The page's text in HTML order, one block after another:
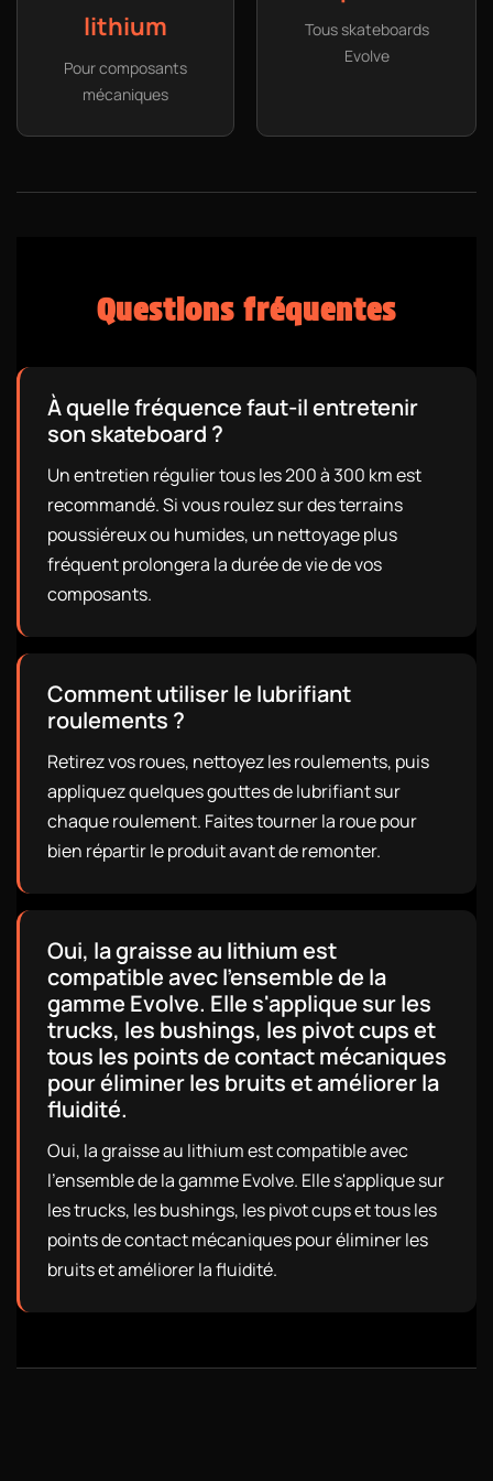
lithium
Pour composants
mécaniques
Tous skateboards
Evolve
Questions fréquentes
À quelle fréquence faut-il entretenir
son skateboard ?
Un entretien régulier tous les 200 à 300 km est
recommandé. Si vous roulez sur des terrains
poussiéreux ou humides, un nettoyage plus
fréquent prolongera la durée de vie de vos
composants.
Comment utiliser le lubrifiant
roulements ?
Retirez vos roues, nettoyez les roulements, puis
appliquez quelques gouttes de lubrifiant sur
chaque roulement. Faites tourner la roue pour
bien répartir le produit avant de remonter.
Oui, la graisse au lithium est
compatible avec l'ensemble de la
gamme Evolve. Elle s'applique sur les
trucks, les bushings, les pivot cups et
tous les points de contact mécaniques
pour éliminer les bruits et améliorer la
fluidité.
Oui, la graisse au lithium est compatible avec
l'ensemble de la gamme Evolve. Elle s'applique sur
les trucks, les bushings, les pivot cups et tous les
points de contact mécaniques pour éliminer les
bruits et améliorer la fluidité.